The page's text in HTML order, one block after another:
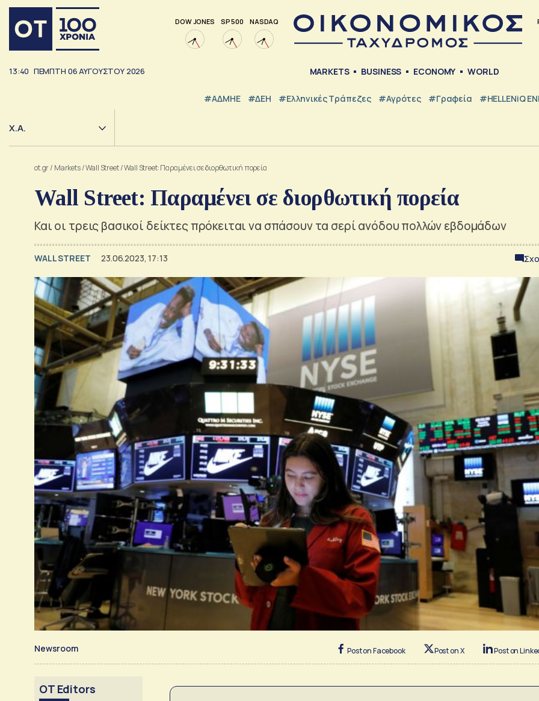
DOW JONES SP 500 NASDAQ
13:40 ΠΕΜΠΤΗ 06ΑΥΓΟΥΣΤΟΥ 2026 MARKETS BUSINESS ECONOMY WORLD
#ΑΔΜΗΕ #ΔΕΗ #ελληνικές Τράπεζες #Αγρότες #Γραφεία #HELLENiQ
Χ.Α.
ot.gr/ Markets/Wall Street/Wall Street: Παραμένει σε διορθωτική πορεία
Wall Street: Παραμένει σε διορθωτική πορεία
Και οι τρεις βασικοί δείκτες πρόκειται να σπάσουν τα σερί ανόδου πολλών εβδομάδων
WALL STREET 23.06.2023, 17:13
Newsroom Post on Facebook Post on X Post on
OT Editors